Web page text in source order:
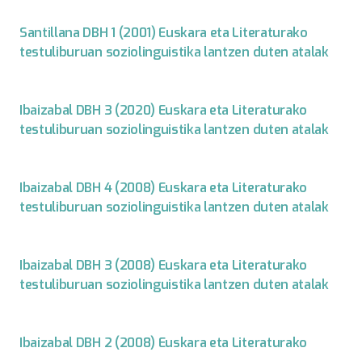
Santillana DBH 1 (2001) Euskara eta Literaturako
testuliburuan soziolinguistika lantzen duten atalak
Ibaizabal DBH 3 (2020) Euskara eta Literaturako
testuliburuan soziolinguistika lantzen duten atalak
Ibaizabal DBH 4 (2008) Euskara eta Literaturako
testuliburuan soziolinguistika lantzen duten atalak
Ibaizabal DBH 3 (2008) Euskara eta Literaturako
testuliburuan soziolinguistika lantzen duten atalak
Ibaizabal DBH 2 (2008) Euskara eta Literaturako